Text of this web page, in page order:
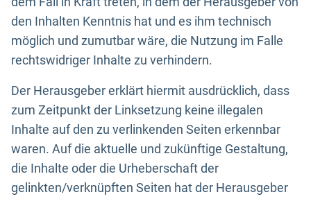
den Inhalten Kenntnis hat und es ihm technisch
möglich und zumutbar wäre, die Nutzung im Falle
rechtswidriger Inhalte zu verhindern.
Der Herausgeber erklärt hiermit ausdrücklich, dass
zum Zeitpunkt der Linksetzung keine illegalen
Inhalte auf den zu verlinkenden Seiten erkennbar
waren. Auf die aktuelle und zukünftige Gestaltung,
die Inhalte oder die Urheberschaft der
gelinkten/verknüpften Seiten hat der Herausgeber